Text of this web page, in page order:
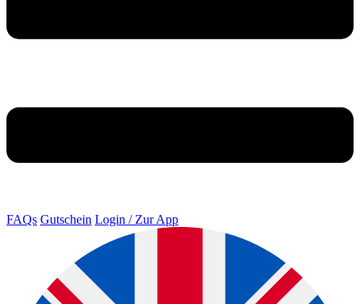
FAQs Gutschein Login / Zur App